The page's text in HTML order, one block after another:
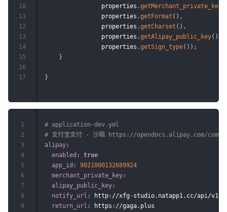
                properties
.getMerchant_private_key
                properties
.getFormat ( ) ,
                properties
.getCharset ( ) ,
                properties
.getAlipay_public_key( )
                properties
.getSign_type( ) ) ;
}
}
10
11
12
13
14
15
16
17
# application-dev.yml
# 支付宝支付 - 沙箱 https://opendocs.alipay.com/
alipay :
enabled :
true
app_id :
9021000132689924
merchant_private_key :
alipay_public_key :
notify_url : http : //xfg - studio.natapp1.cc/api/v1/
return_url : https : //gaga.plus
1
2
3
4
5
6
7
8
9